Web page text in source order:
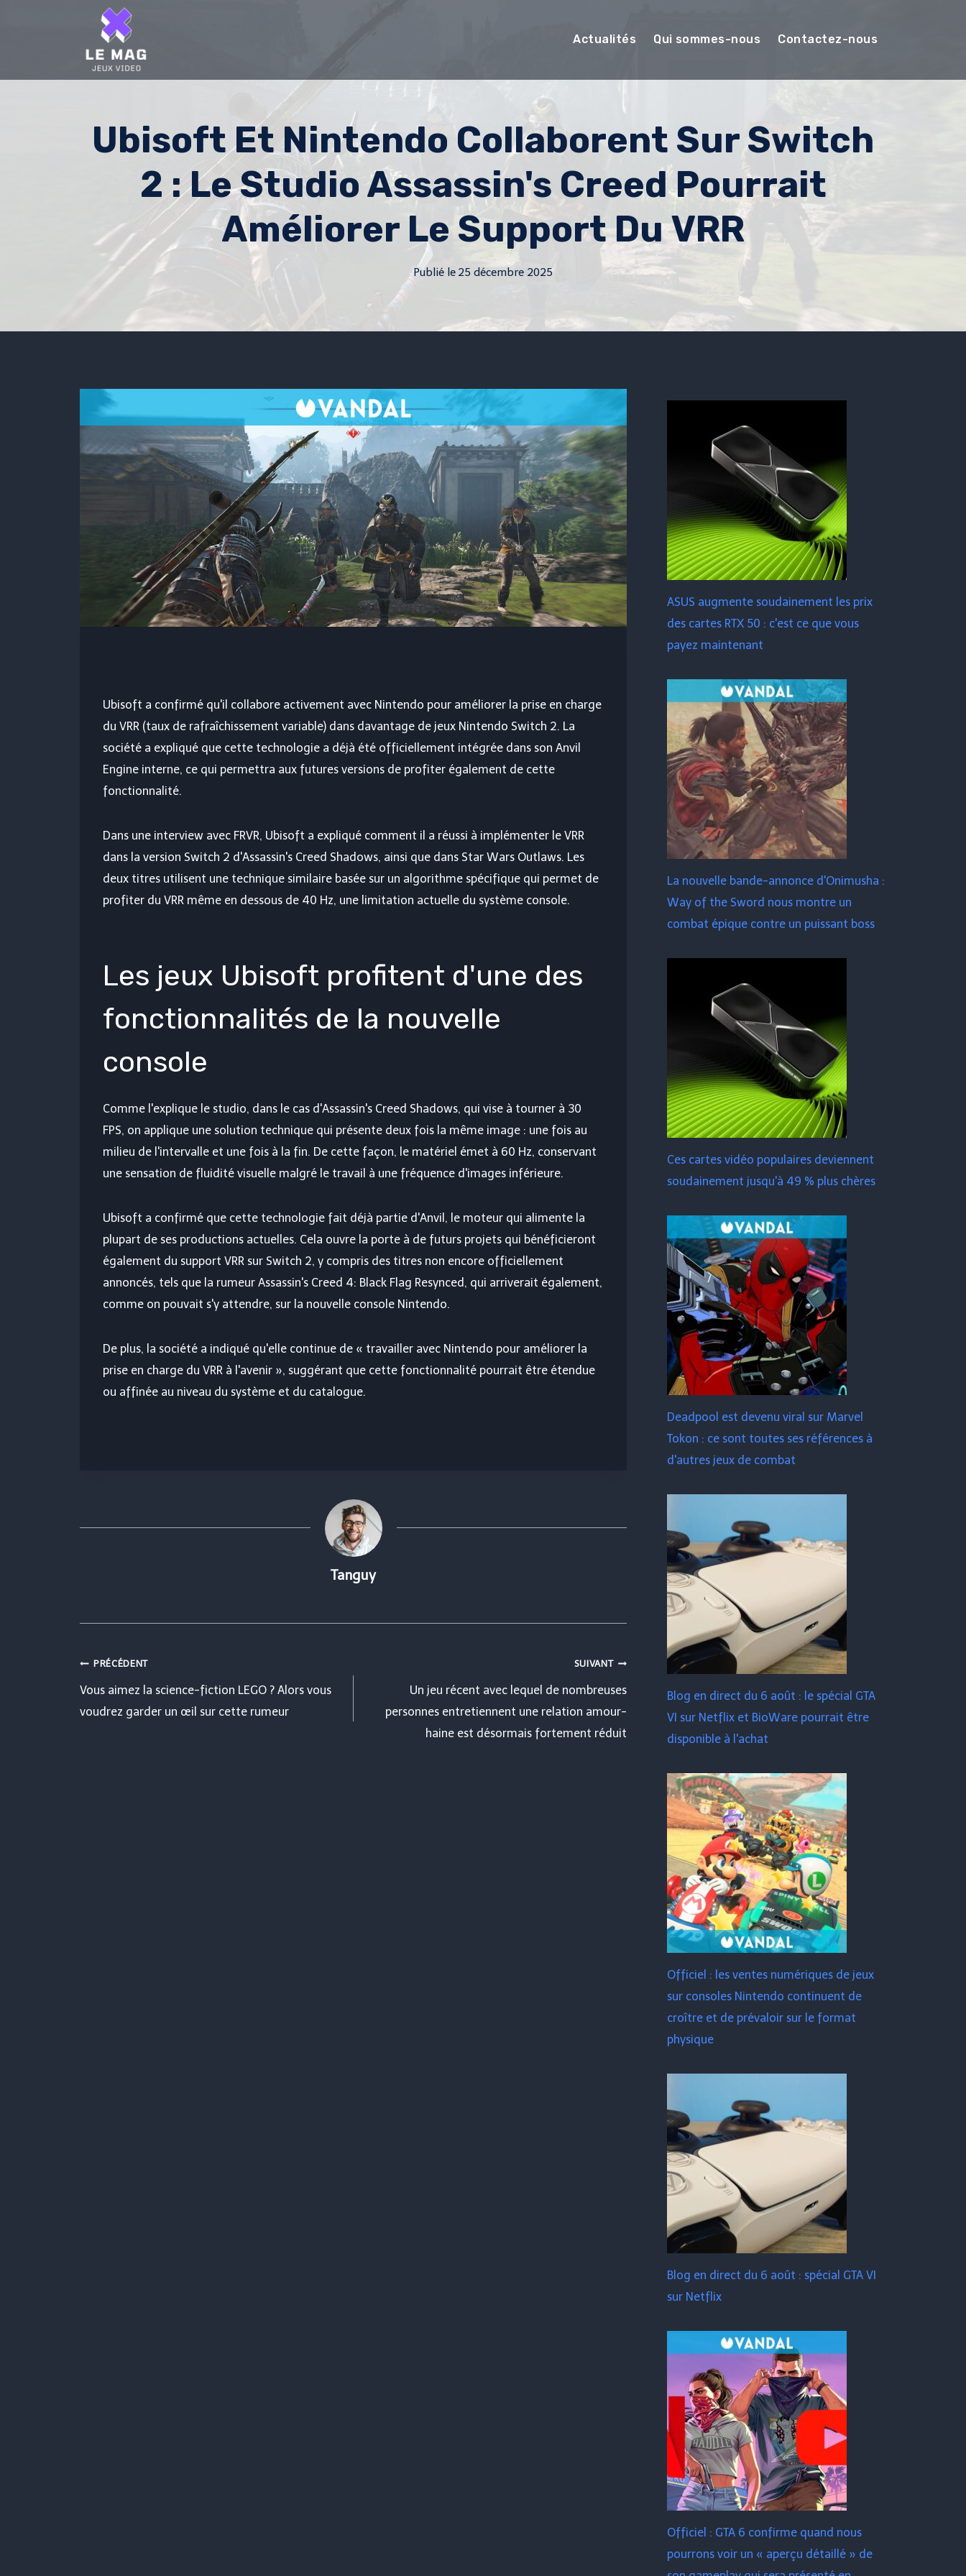
Actualités Qui sommes-nous Contactez-nous
Ubisoft Et Nintendo Collaborent Sur Switch
2 : Le Studio Assassin's Creed Pourrait
Améliorer Le Support Du VRR
Publié le 25 décembre 2025
Ubisoft a confirmé qu'il collabore activement avec Nintendo pour améliorer la prise en charge
du VRR (taux de rafraîchissement variable) dans davantage de jeux Nintendo Switch 2. La
société a expliqué que cette technologie a déjà été officiellement intégrée dans son Anvil
Engine interne, ce qui permettra aux futures versions de profiter également de cette
fonctionnalité.
Dans une interview avec FRVR, Ubisoft a expliqué comment il a réussi à implémenter le VRR
dans la version Switch 2 d'Assassin's Creed Shadows, ainsi que dans Star Wars Outlaws. Les
deux titres utilisent une technique similaire basée sur un algorithme spécifique qui permet de
profiter du VRR même en dessous de 40 Hz, une limitation actuelle du système console.
Les jeux Ubisoft profitent d'une des
fonctionnalités de la nouvelle
console
Comme l'explique le studio, dans le cas d'Assassin's Creed Shadows, qui vise à tourner à 30
FPS, on applique une solution technique qui présente deux fois la même image : une fois au
milieu de l'intervalle et une fois à la fin. De cette façon, le matériel émet à 60 Hz, conservant
une sensation de fluidité visuelle malgré le travail à une fréquence d'images inférieure.
Ubisoft a confirmé que cette technologie fait déjà partie d'Anvil, le moteur qui alimente la
plupart de ses productions actuelles. Cela ouvre la porte à de futurs projets qui bénéficieront
également du support VRR sur Switch 2, y compris des titres non encore officiellement
annoncés, tels que la rumeur Assassin's Creed 4: Black Flag Resynced, qui arriverait également,
comme on pouvait s'y attendre, sur la nouvelle console Nintendo.
De plus, la société a indiqué qu'elle continue de « travailler avec Nintendo pour améliorer la
prise en charge du VRR à l'avenir », suggérant que cette fonctionnalité pourrait être étendue
ou affinée au niveau du système et du catalogue.
Tanguy
Navigation
de
PRÉCÉDENT
Vous aimez la science-fiction LEGO ? Alors vous
voudrez garder un œil sur cette rumeur
SUIVANT
Un jeu récent avec lequel de nombreuses
personnes entretiennent une relation amour-
haine est désormais fortement réduit
ASUS augmente soudainement les prix
des cartes RTX 50 : c'est ce que vous
payez maintenant
La nouvelle bande-annonce d'Onimusha :
Way of the Sword nous montre un
combat épique contre un puissant boss
Ces cartes vidéo populaires deviennent
soudainement jusqu'à 49 % plus chères
Deadpool est devenu viral sur Marvel
Tokon : ce sont toutes ses références à
d'autres jeux de combat
Blog en direct du 6 août : le spécial GTA
VI sur Netflix et BioWare pourrait être
disponible à l'achat
Officiel : les ventes numériques de jeux
sur consoles Nintendo continuent de
croître et de prévaloir sur le format
physique
Blog en direct du 6 août : spécial GTA VI
sur Netflix
Officiel : GTA 6 confirme quand nous
pourrons voir un « aperçu détaillé » de